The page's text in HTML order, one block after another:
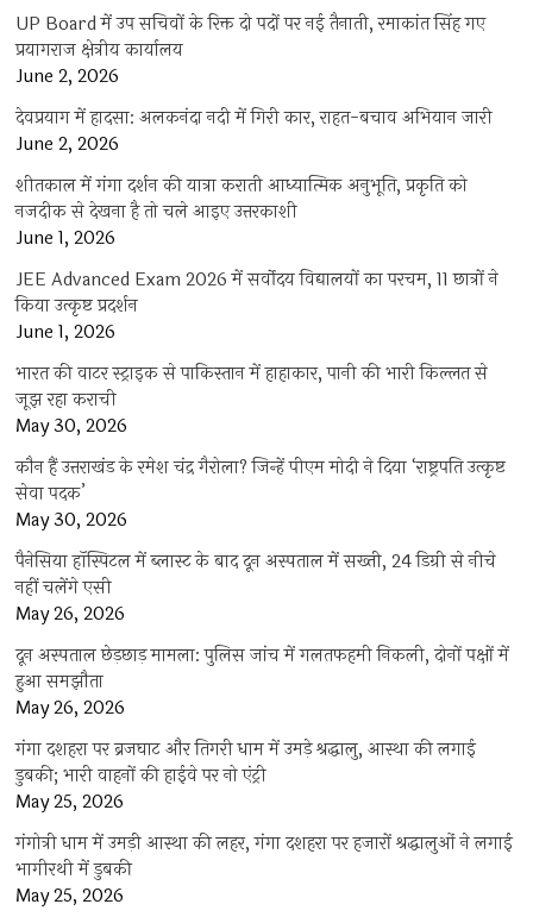
UP Board में उप सचिवों के रिक्त दो पदों पर नई तैनाती, रमाकांत सिंह गए
प्रयागराज क्षेत्रीय कार्यालय
June 2, 2026
देवप्रयाग में हादसा: अलकनंदा नदी में गिरी कार, राहत-बचाव अभियान जारी
June 2, 2026
शीतकाल में गंगा दर्शन की यात्रा कराती आध्यात्मिक अनुभूति, प्रकृति को
नजदीक से देखना है तो चले आइए उत्तरकाशी
June 1, 2026
JEE Advanced Exam 2026 में सर्वोदय विद्यालयों का परचम, 11 छात्रों ने
किया उत्कृष्ट प्रदर्शन
June 1, 2026
भारत की वाटर स्ट्राइक से पाकिस्तान में हाहाकार, पानी की भारी किल्लत से
जूझ रहा कराची
May 30, 2026
कौन हैं उत्तराखंड के रमेश चंद्र गैरोला? जिन्हें पीएम मोदी ने दिया ‘राष्ट्रपति उत्कृष्ट
सेवा पदक’
May 30, 2026
पैनेसिया हॉस्पिटल में ब्लास्ट के बाद दून अस्पताल में सख्ती, 24 डिग्री से नीचे
नहीं चलेंगे एसी
May 26, 2026
दून अस्पताल छेड़छाड़ मामला: पुलिस जांच में गलतफहमी निकली, दोनों पक्षों में
हुआ समझौता
May 26, 2026
गंगा दशहरा पर ब्रजघाट और तिगरी धाम में उमड़े श्रद्धालु, आस्था की लगाई
डुबकी; भारी वाहनों की हाईवे पर नो एंट्री
May 25, 2026
गंगोत्री धाम में उमड़ी आस्था की लहर, गंगा दशहरा पर हजारों श्रद्धालुओं ने लगाई
भागीरथी में डुबकी
May 25, 2026